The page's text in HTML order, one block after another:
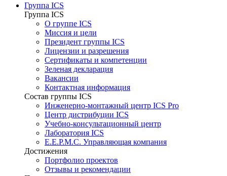
Группа ICS
Группа ICS
О группе ICS
Миссия и цели
Президент группы ICS
Лицензии и разрешения
Сертификаты и компетенции
Зеленая декларация
Вакансии
Контактная информация
Состав группы ICS
Инженерно-монтажный центр ICS Pro
Центр дистрибуции ICS
Учебно-консультационный центр
Лаборатория ICS
E.E.P.M.C. Управляющая компания
Достижения
Портфолио проектов
Отзывы и рекомендации